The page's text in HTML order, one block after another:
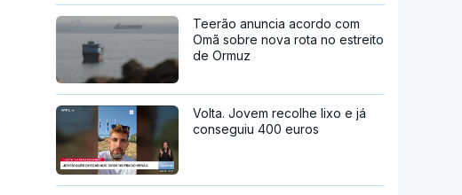
Teerão anuncia acordo com
Omã sobre nova rota no estreito
de Ormuz
Volta. Jovem recolhe lixo e já
conseguiu 400 euros